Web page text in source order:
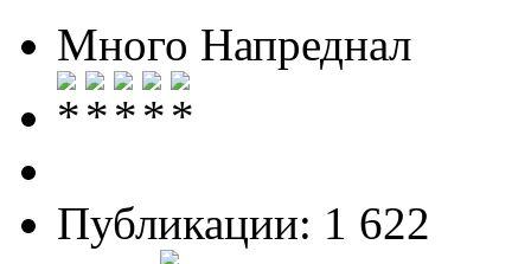
Много Напреднал
Публикации: 1 622